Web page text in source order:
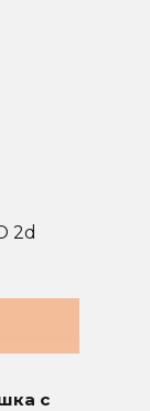
2d
с